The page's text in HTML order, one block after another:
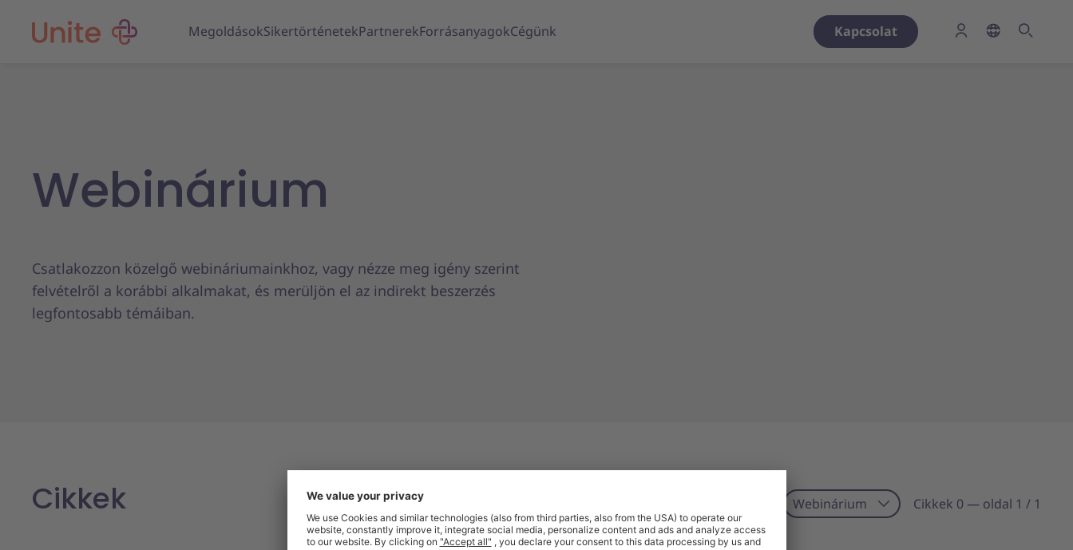
MegoldásokSikertörténetekPartnerekForrásanyagokCégünk Kapcsolat
Webinárium
Csatlakozzon közelgő webináriumainkhoz, vagy nézze meg igény szerint
felvételről a korábbi alkalmakat, és merüljön el az indirekt beszerzés
legfontosabb témáiban.
Cikkek Webinárium Cikkek 0 — oldal 1 / 1